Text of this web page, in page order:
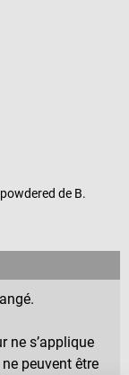
de B.
ne s’applique
peuvent être